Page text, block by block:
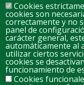
D L
26 27
Cookies
cookies son
correctamente y no
panel de
carácter general,
automáticamente al
utilizar ciertos
cookies se
funcionamiento de
Cookies